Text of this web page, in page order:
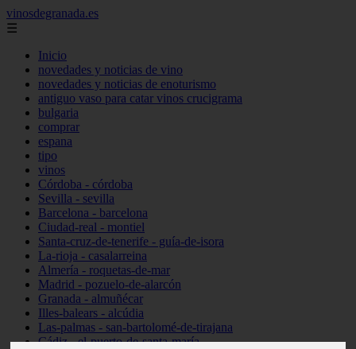
vinosdegranada.es
☰
Inicio
novedades y noticias de vino
novedades y noticias de enoturismo
antiguo vaso para catar vinos crucigrama
bulgaria
comprar
espana
tipo
vinos
Córdoba - córdoba
Sevilla - sevilla
Barcelona - barcelona
Ciudad-real - montiel
Santa-cruz-de-tenerife - guía-de-isora
La-rioja - casalarreina
Almería - roquetas-de-mar
Madrid - pozuelo-de-alarcón
Granada - almuñécar
Illes-balears - alcúdia
Las-palmas - san-bartolomé-de-tirajana
Cádiz - el-puerto-de-santa-maría